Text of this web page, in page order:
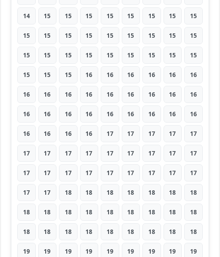
14 15 15 15 15 15 15 15 15
15 15 15 15 15 15 15 15 15
15 15 15 15 15 15 15 15 15
15 15 15 16 16 16 16 16 16
16 16 16 16 16 16 16 16 16
16 16 16 16 16 16 16 16 16
16 16 16 16 17 17 17 17 17
17 17 17 17 17 17 17 17 17
17 17 17 17 17 17 17 17 17
17 17 18 18 18 18 18 18 18
18 18 18 18 18 18 18 18 18
18 18 18 18 18 18 18 18 18
19 19 19 19 19 19 19 19 19